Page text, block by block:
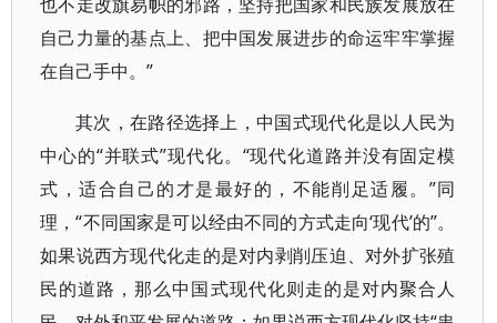
自己力量的基点上、把中国发展进步的命运牢牢掌握
在自己手中。”
其次，在路径选择上，中国式现代化是以人民为
中心的“并联式”现代化。“现代化道路并没有固定模
式，适合自己的才是最好的，不能削足适履。”同
理，“不同国家是可以经由不同的方式走向‘现代’的”。
如果说西方现代化走的是对内剥削压迫、对外扩张殖
民的道路，那么中国式现代化则走的是对内聚合人